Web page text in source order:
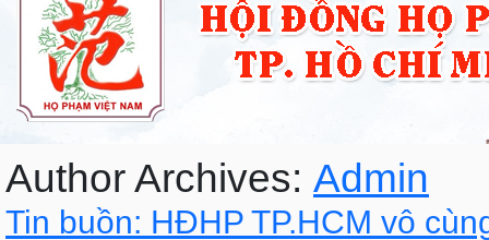
Author Archives: Admin
Tin buồn: HĐHP TP.HCM vô